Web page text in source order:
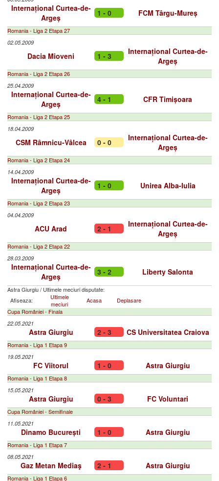
Internațional Curtea-de-
Argeș
1 - 0 FCM Târgu-Mureș
Romania - Liga 2 Etapa 27
02.05.2009
Dacia Mioveni 1 - 3
Internațional Curtea-de-
Argeș
Romania - Liga 2 Etapa 26
25.04.2009
Internațional Curtea-de-
Argeș
4 - 1 CFR Timișoara
Romania - Liga 2 Etapa 25
18.04.2009
CSM Râmnicu-Vâlcea 0 - 0
Internațional Curtea-de-
Argeș
Romania - Liga 2 Etapa 24
14.04.2009
Internațional Curtea-de-
Argeș
1 - 0 Unirea Alba-Iulia
Romania - Liga 2 Etapa 23
04.04.2009
ACU Arad 2 - 1
Internațional Curtea-de-
Argeș
Romania - Liga 2 Etapa 22
28.03.2009
Internațional Curtea-de-
Argeș
3 - 2 Liberty Salonta
Astra Giurgiu/ Ultimele meciuri disputate:
Afiseaza:
Ultimele
meciuri
Acasa
Deplasare
Cupa României - Finala
22.05.2021
Astra Giurgiu 2 - 3 CS Universitatea Craiova
Romania - Liga 1 Etapa 9
19.05.2021
FC Viitorul 1 - 0 Astra Giurgiu
Romania - Liga 1 Etapa 8
15.05.2021
Astra Giurgiu 0 - 3 FC Voluntari
Cupa României - Semifinale
11.05.2021
Dinamo București 1 - 0 Astra Giurgiu
Romania - Liga 1 Etapa 7
08.05.2021
Gaz Metan Mediaş 2 - 1 Astra Giurgiu
Romania - Liga 1 Etapa 6